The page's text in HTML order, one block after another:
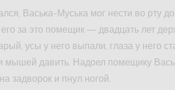
Васька-Муська мог нести во рту
за это помещик — двадцать лет
усы у него выпали, глаза у него
мышей давить. Надоел помещику
задворок и пнул ногой.